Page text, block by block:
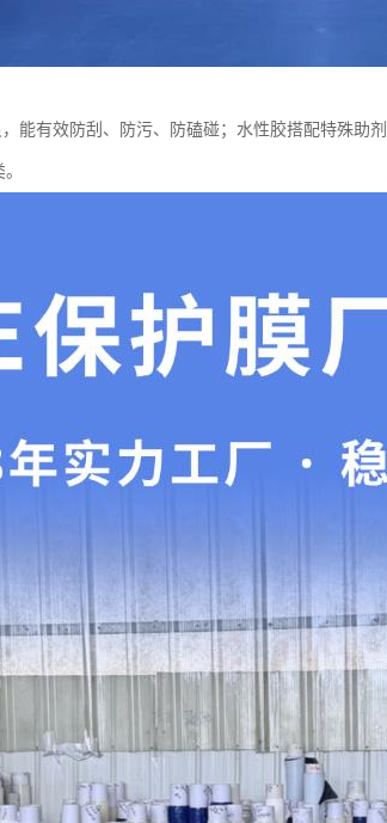
能有效防刮、防污、防磕碰；水性胶搭配特殊助